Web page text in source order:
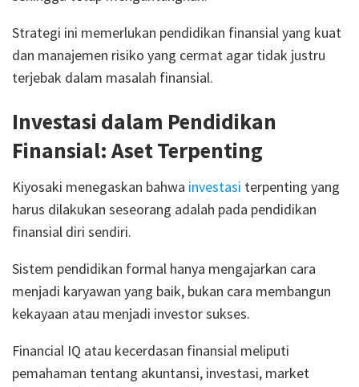
Strategi ini memerlukan pendidikan finansial yang kuat
dan manajemen risiko yang cermat agar tidak justru
terjebak dalam masalah finansial.
Investasi dalam Pendidikan
Finansial: Aset Terpenting
Kiyosaki menegaskan bahwa investasi terpenting yang
harus dilakukan seseorang adalah pada pendidikan
finansial diri sendiri.
Sistem pendidikan formal hanya mengajarkan cara
menjadi karyawan yang baik, bukan cara membangun
kekayaan atau menjadi investor sukses.
Financial IQ atau kecerdasan finansial meliputi
pemahaman tentang akuntansi, investasi, market